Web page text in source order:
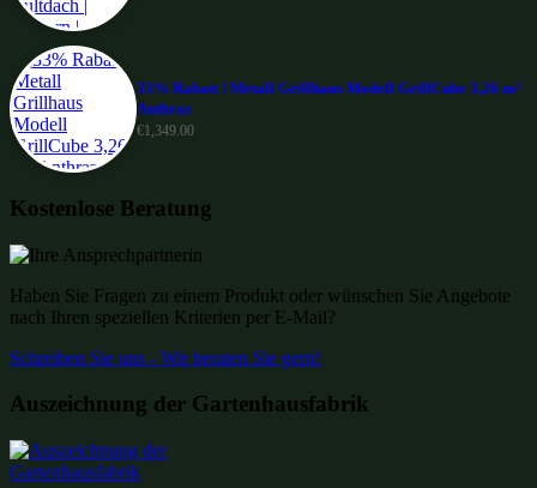
33% Rabatt ! Metall Grillhaus Modell GrillCube 3,26 m²
Anthraz
€1,349.00
Kostenlose Beratung
Haben Sie Fragen zu einem Produkt oder wünschen Sie Angebote
nach Ihren speziellen Kriterien per E-Mail?
Schreiben Sie uns - Wir beraten Sie gern!
Auszeichnung der Gartenhausfabrik